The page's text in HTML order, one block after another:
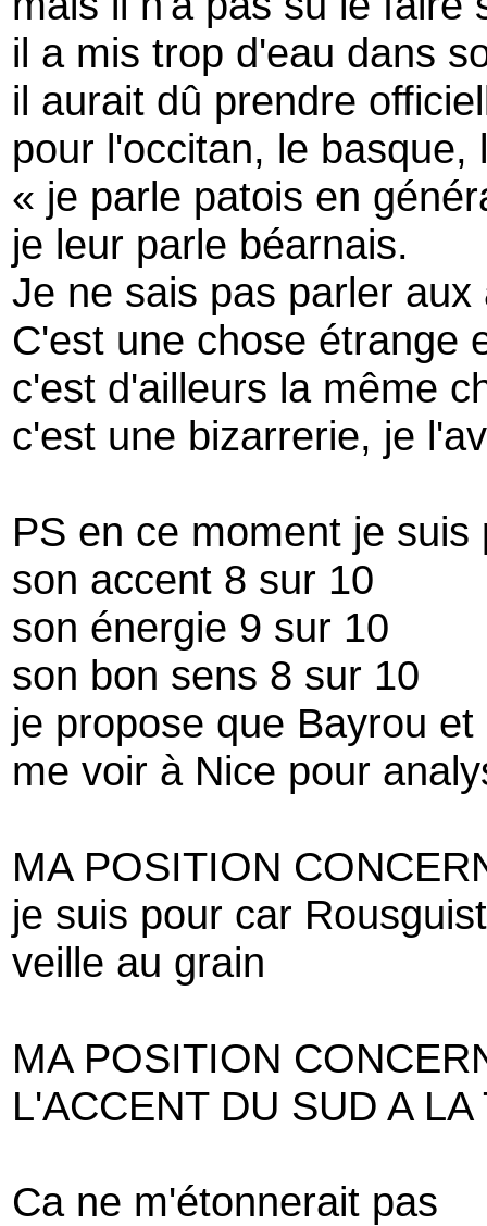
il a mis trop d'eau dans
il aurait dû prendre
pour l'occitan, le
« je parle patois en
je leur parle béarnais.
Je ne sais pas parler
C'est une chose étrange
c'est d'ailleurs la même
c'est une bizarrerie, je
PS en ce moment je
son accent 8 sur 10
son énergie 9 sur 10
son bon sens 8 sur 10
je propose que Bayrou
me voir à Nice pour
MA POSITION
je suis pour car
veille au grain
MA POSITION
L'ACCENT DU SUD A LA
Ca ne m'étonnerait pas